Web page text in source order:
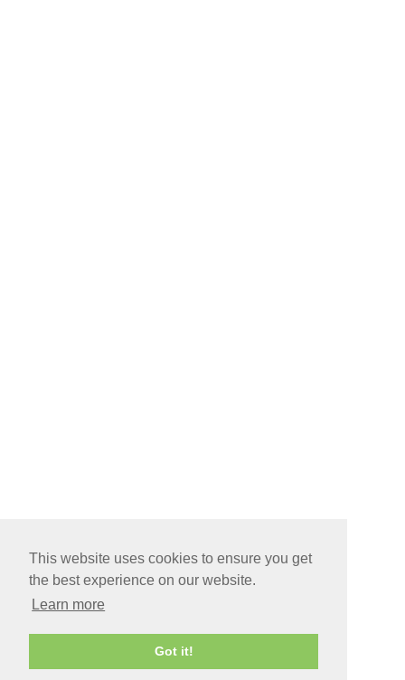
This website uses cookies to ensure you get
the best experience on our website.
Learn more
Got it!